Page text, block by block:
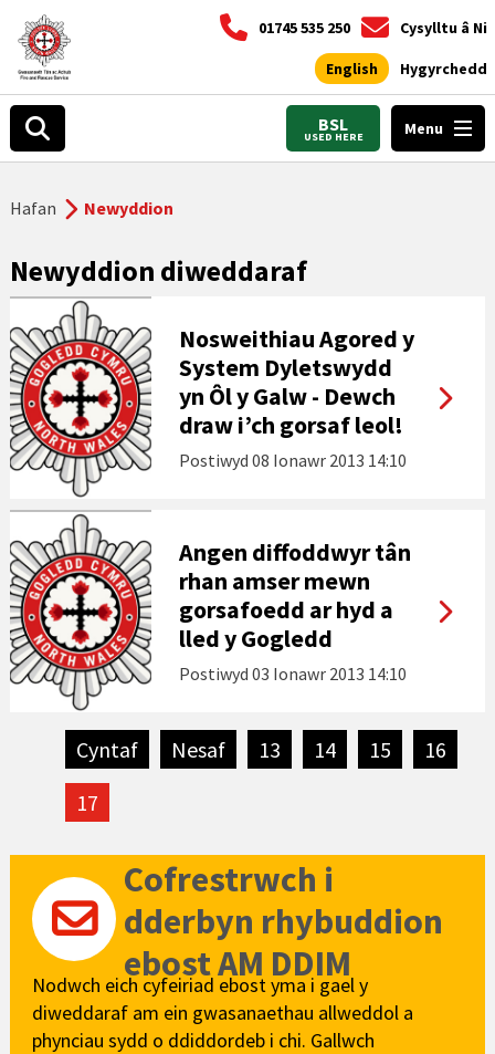
01745 535 250 Cysylltu â Ni
English Hygyrchedd
BSL
USED HERE Menu
Hafan Newyddion
Newyddion diweddaraf
Nosweithiau Agored y
System Dyletswydd
yn Ôl y Galw - Dewch
draw i’ch gorsaf leol!
Postiwyd 08 Ionawr 2013 14:10
Angen diffoddwyr tân
rhan amser mewn
gorsafoedd ar hyd a
lled y Gogledd
Postiwyd 03 Ionawr 2013 14:10
Cyntaftudalen
Nesaftudalen
13 14 15
16
17
Cofrestrwch i
dderbyn rhybuddion
ebost AM DDIM
Nodwch eich cyfeiriad ebost yma i gael y
diweddaraf am ein gwasanaethau allweddol a
phynciau sydd o ddiddordeb i chi. Gallwch